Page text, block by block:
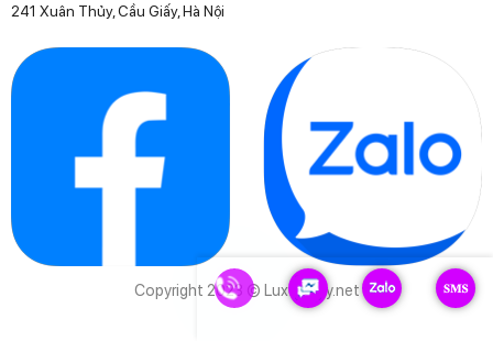
241 Xuân Thủy, Cầu Giấy, Hà Nội
Copyright 2023 © Luxurytoy.net